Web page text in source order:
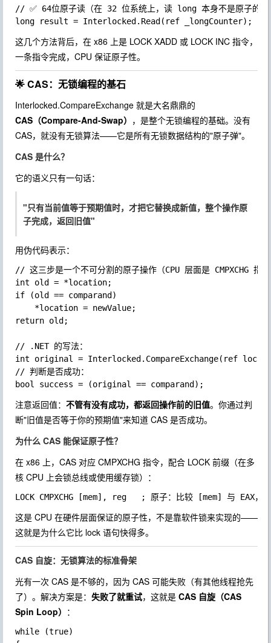
// ✅ 64位原子读（在 32 位系统上，读 long 本身不是原子的！
这几个方法背后，在 x86 上是 LOCK XADD 或 LOCK INC 指令，
一条指令完成，CPU 保证原子性。
🌟 CAS：无锁编程的基石
Interlocked.CompareExchange 就是大名鼎鼎的
CAS（Compare-And-Swap） ，是整个无锁编程的基础。没有
CAS，就没有无锁算法——它是所有无锁数据结构的"原子弹"。
CAS 是什么？
它的语义只有一句话：
"只有当前值等于预期值时，才把它替换成新值，整个操作原
子完成，返回旧值"
用伪代码表示：
// 这三步是一个不可分割的原子操作（CPU 层面是 CMPXCHG 指
int old = *location;
if (old == comparand)
return old;
// .NET 的写法：
int original = Interlocked.CompareExchange(ref
// 判断是否成功：
注意返回值： 不管有没有成功，都返回操作前的旧值。你通过判
断"旧值是否等于你的预期值"来知道 CAS 是否成功。
为什么 CAS 能保证原子性？
在 x86 上，CAS 对应 CMPXCHG 指令，配合 LOCK 前缀（在多
核 CPU 上会锁总线或使用缓存锁）：
这是 CPU 在硬件层面保证的原子性，不是靠软件锁来实现的——
这就是为什么它比 lock 语句快得多。
CAS 自旋：无锁算法的标准骨架
光有一次 CAS 是不够的，因为 CAS 可能失败（有其他线程抢先
了）。解决方案是： 失败了就重试，这就是 CAS 自旋（CAS
Spin Loop） ：
while (true)